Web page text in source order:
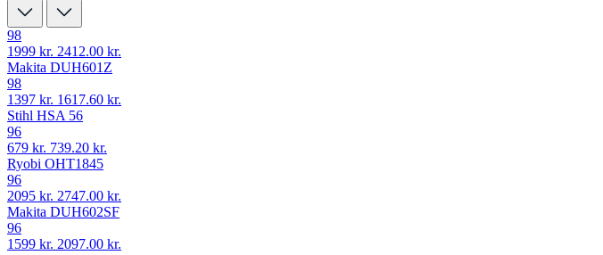
98
1999 kr. 2412.00 kr.
Makita DUH601Z
98
1397 kr. 1617.60 kr.
Stihl HSA 56
96
679 kr. 739.20 kr.
Ryobi OHT1845
96
2095 kr. 2747.00 kr.
Makita DUH602SF
96
1599 kr. 2097.00 kr.